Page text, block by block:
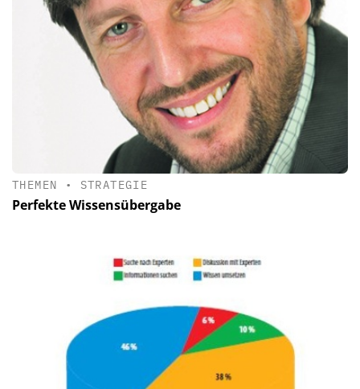
THEMEN • STRATEGIE
Perfekte Wissensübergabe